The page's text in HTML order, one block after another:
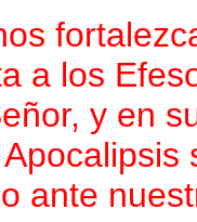
a los
y en
ante